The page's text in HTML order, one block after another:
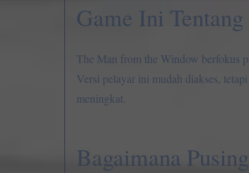
Game Ini
The Man from the Window berfokus
Versi pelayar ini mudah diakses,
meningkat.
Bagaimana